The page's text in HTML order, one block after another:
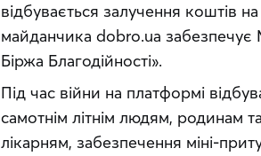
відбувається залучення коштів на
майданчика dobro.ua
Біржа Благодійності».
Під час війни на платформі
самотнім літнім людям, родинам
лікарням, забезпечення міні-